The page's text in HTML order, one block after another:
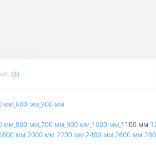
(4)
мм 600 мм 900 мм
мм 800 мм 700 мм 900 мм 1000 мм 1100 мм
мм 2000 мм 2200 мм 2400 мм 2600 мм